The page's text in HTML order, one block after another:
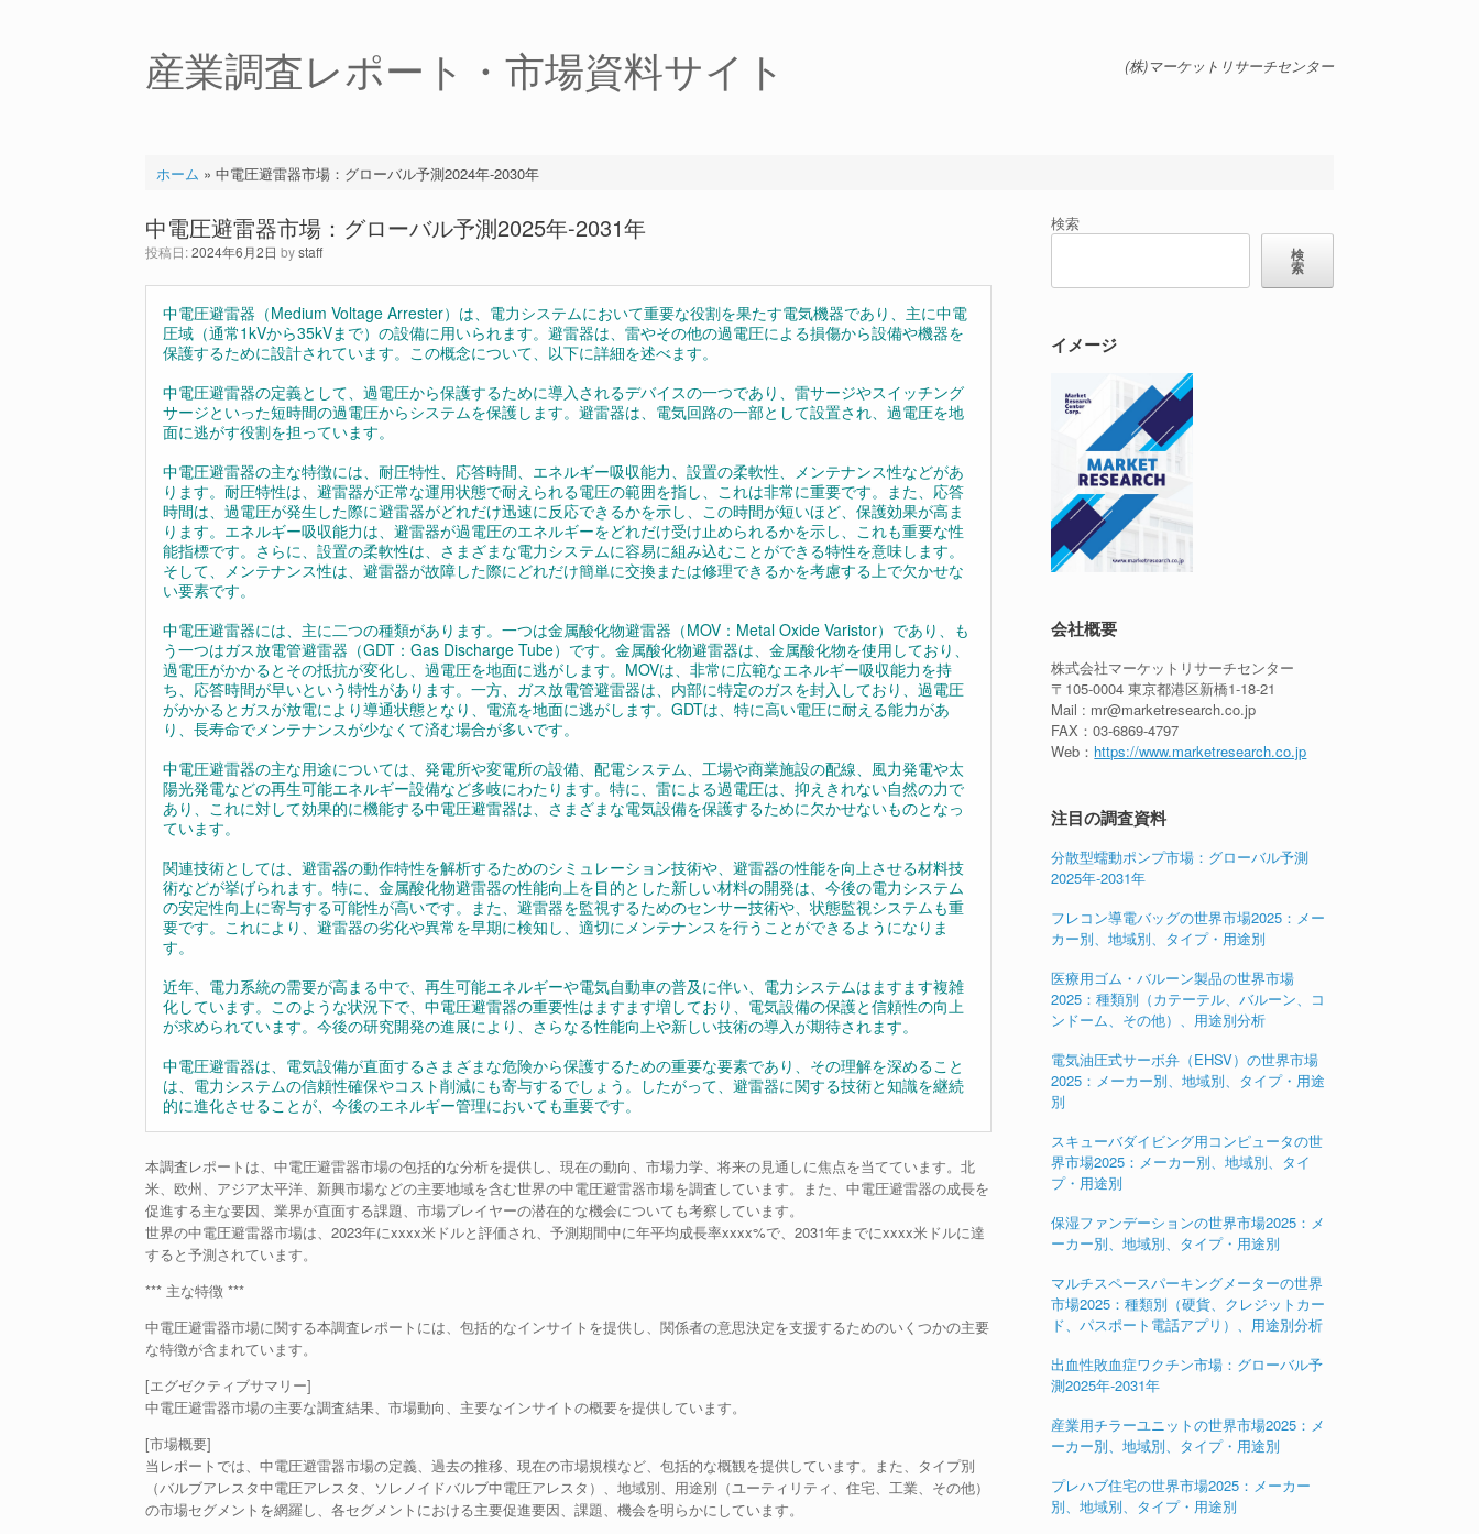
産業調査レポート・市場資料サイト (株)マーケットリサーチセンター
ホーム » 中電圧避雷器市場：グローバル予測2024年-2030年
中電圧避雷器市場：グローバル予測2025年-2031年
投稿日:2024年6月2日 bystaff
中電圧避雷器（Medium Voltage Arrester）は、電力システムにおいて重要な役割を果たす電気機器であり、主に中電
圧域（通常1kVから35kVまで）の設備に用いられます。避雷器は、雷やその他の過電圧による損傷から設備や機器を
保護するために設計されています。この概念について、以下に詳細を述べます。
中電圧避雷器の定義として、過電圧から保護するために導入されるデバイスの一つであり、雷サージやスイッチング
サージといった短時間の過電圧からシステムを保護します。避雷器は、電気回路の一部として設置され、過電圧を地
面に逃がす役割を担っています。
中電圧避雷器の主な特徴には、耐圧特性、応答時間、エネルギー吸収能力、設置の柔軟性、メンテナンス性などがあ
ります。耐圧特性は、避雷器が正常な運用状態で耐えられる電圧の範囲を指し、これは非常に重要です。また、応答
時間は、過電圧が発生した際に避雷器がどれだけ迅速に反応できるかを示し、この時間が短いほど、保護効果が高ま
ります。エネルギー吸収能力は、避雷器が過電圧のエネルギーをどれだけ受け止められるかを示し、これも重要な性
能指標です。さらに、設置の柔軟性は、さまざまな電力システムに容易に組み込むことができる特性を意味します。
そして、メンテナンス性は、避雷器が故障した際にどれだけ簡単に交換または修理できるかを考慮する上で欠かせな
い要素です。
中電圧避雷器には、主に二つの種類があります。一つは金属酸化物避雷器（MOV：Metal Oxide Varistor）であり、も
う一つはガス放電管避雷器（GDT：Gas Discharge Tube）です。金属酸化物避雷器は、金属酸化物を使用しており、
過電圧がかかるとその抵抗が変化し、過電圧を地面に逃がします。MOVは、非常に広範なエネルギー吸収能力を持
ち、応答時間が早いという特性があります。一方、ガス放電管避雷器は、内部に特定のガスを封入しており、過電圧
がかかるとガスが放電により導通状態となり、電流を地面に逃がします。GDTは、特に高い電圧に耐える能力があ
り、長寿命でメンテナンスが少なくて済む場合が多いです。
中電圧避雷器の主な用途については、発電所や変電所の設備、配電システム、工場や商業施設の配線、風力発電や太
陽光発電などの再生可能エネルギー設備など多岐にわたります。特に、雷による過電圧は、抑えきれない自然の力で
あり、これに対して効果的に機能する中電圧避雷器は、さまざまな電気設備を保護するために欠かせないものとなっ
ています。
関連技術としては、避雷器の動作特性を解析するためのシミュレーション技術や、避雷器の性能を向上させる材料技
術などが挙げられます。特に、金属酸化物避雷器の性能向上を目的とした新しい材料の開発は、今後の電力システム
の安定性向上に寄与する可能性が高いです。また、避雷器を監視するためのセンサー技術や、状態監視システムも重
要です。これにより、避雷器の劣化や異常を早期に検知し、適切にメンテナンスを行うことができるようになりま
す。
近年、電力系統の需要が高まる中で、再生可能エネルギーや電気自動車の普及に伴い、電力システムはますます複雑
化しています。このような状況下で、中電圧避雷器の重要性はますます増しており、電気設備の保護と信頼性の向上
が求められています。今後の研究開発の進展により、さらなる性能向上や新しい技術の導入が期待されます。
中電圧避雷器は、電気設備が直面するさまざまな危険から保護するための重要な要素であり、その理解を深めること
は、電力システムの信頼性確保やコスト削減にも寄与するでしょう。したがって、避雷器に関する技術と知識を継続
的に進化させることが、今後のエネルギー管理においても重要です。
本調査レポートは、中電圧避雷器市場の包括的な分析を提供し、現在の動向、市場力学、将来の見通しに焦点を当てています。北
米、欧州、アジア太平洋、新興市場などの主要地域を含む世界の中電圧避雷器市場を調査しています。また、中電圧避雷器の成長を
促進する主な要因、業界が直面する課題、市場プレイヤーの潜在的な機会についても考察しています。
世界の中電圧避雷器市場は、2023年にxxxx米ドルと評価され、予測期間中に年平均成長率xxxx%で、2031年までにxxxx米ドルに達
すると予測されています。
*** 主な特徴 ***
中電圧避雷器市場に関する本調査レポートには、包括的なインサイトを提供し、関係者の意思決定を支援するためのいくつかの主要
な特徴が含まれています。
[エグゼクティブサマリー]
中電圧避雷器市場の主要な調査結果、市場動向、主要なインサイトの概要を提供しています。
[市場概要]
当レポートでは、中電圧避雷器市場の定義、過去の推移、現在の市場規模など、包括的な概観を提供しています。また、タイプ別
（バルブアレスタ中電圧アレスタ、ソレノイドバルブ中電圧アレスタ）、地域別、用途別（ユーティリティ、住宅、工業、その他）
の市場セグメントを網羅し、各セグメントにおける主要促進要因、課題、機会を明らかにしています。
検索
検
索
イメージ
会社概要
株式会社マーケットリサーチセンター
〒105-0004 東京都港区新橋1-18-21
Mail : mr@marketresearch.co.jp
FAX：03-6869-4797
Web： https://www.marketresearch.co.jp
注目の調査資料
分散型蠕動ポンプ市場：グローバル予測
2025年-2031年
フレコン導電バッグの世界市場2025：メー
カー別、地域別、タイプ・用途別
医療用ゴム・バルーン製品の世界市場
2025：種類別（カテーテル、バルーン、コ
ンドーム、その他）、用途別分析
電気油圧式サーボ弁（EHSV）の世界市場
2025：メーカー別、地域別、タイプ・用途
別
スキューバダイビング用コンピュータの世
界市場2025：メーカー別、地域別、タイ
プ・用途別
保湿ファンデーションの世界市場2025：メ
ーカー別、地域別、タイプ・用途別
マルチスペースパーキングメーターの世界
市場2025：種類別（硬貨、クレジットカー
ド、パスポート電話アプリ）、用途別分析
出血性敗血症ワクチン市場：グローバル予
測2025年-2031年
産業用チラーユニットの世界市場2025：メ
ーカー別、地域別、タイプ・用途別
プレハブ住宅の世界市場2025：メーカー
別、地域別、タイプ・用途別